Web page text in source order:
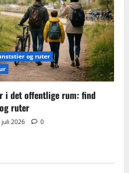
og ruter
i det offentlige rum: find
ruter
juli 2026 0